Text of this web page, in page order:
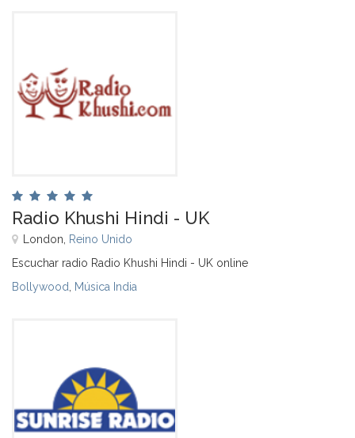
Radio Khushi Hindi - UK
London, Reino Unido
Escuchar radio Radio Khushi Hindi - UK online
Bollywood Música India